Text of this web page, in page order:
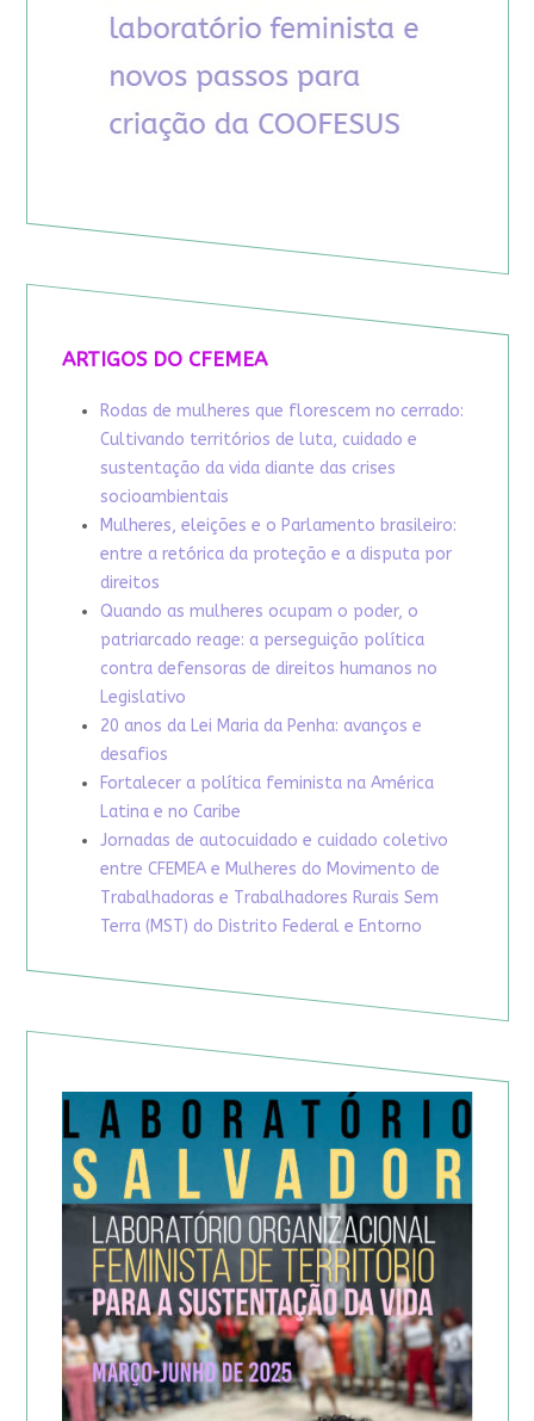
ARTIGOS DO CFEMEA
Rodas de mulheres que florescem no cerrado:
Cultivando territórios de luta, cuidado e
sustentação da vida diante das crises
socioambientais
Mulheres, eleições e o Parlamento brasileiro:
entre a retórica da proteção e a disputa por
direitos
Quando as mulheres ocupam o poder, o
patriarcado reage: a perseguição política
contra defensoras de direitos humanos no
Legislativo
20 anos da Lei Maria da Penha: avanços e
desafios
Fortalecer a política feminista na América
Latina e no Caribe
Jornadas de autocuidado e cuidado coletivo
entre CFEMEA e Mulheres do Movimento de
Trabalhadoras e Trabalhadores Rurais Sem
Terra (MST) do Distrito Federal e Entorno